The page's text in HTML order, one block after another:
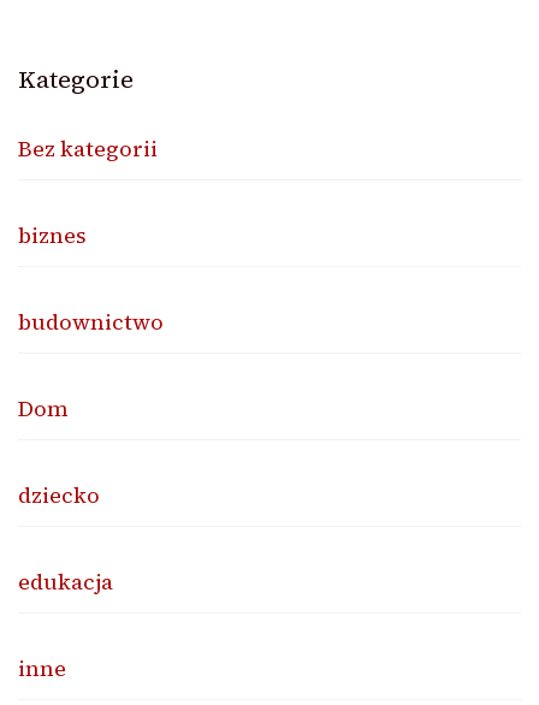
Kategorie
Bez kategorii
biznes
budownictwo
Dom
dziecko
edukacja
inne